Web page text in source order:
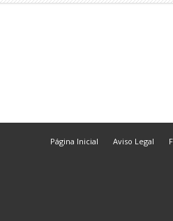
Página Inicial Aviso Legal